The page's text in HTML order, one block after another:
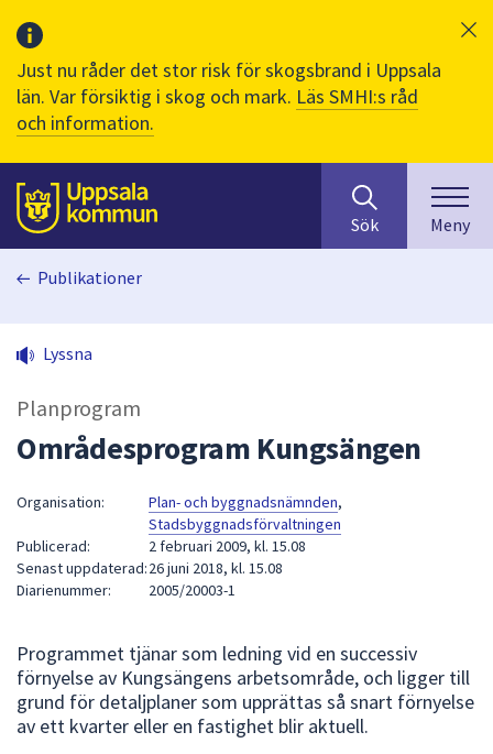
Just nu råder det stor risk för skogsbrand i Uppsala
län. Var försiktig i skog och mark. Läs SMHI:s råd
och information.
Till sidans
huvudinnehåll
efter
innehåll
på
sökfältet
kommer
att
piltangenterna
för
att
navigera
Sök Meny
Publikationer
Lyssna
Planprogram
Områdesprogram Kungsängen
Organisation: Plan- och byggnadsnämnden,
Stadsbyggnadsförvaltningen
Publicerad:
2 februari 2009, kl. 15.08
Senast uppdaterad:26 juni 2018, kl. 15.08
Diarienummer:
2005/20003-1
Programmet tjänar som ledning vid en successiv
förnyelse av Kungsängens arbetsområde, och ligger till
grund för detaljplaner som upprättas så snart förnyelse
av ett kvarter eller en fastighet blir aktuell.